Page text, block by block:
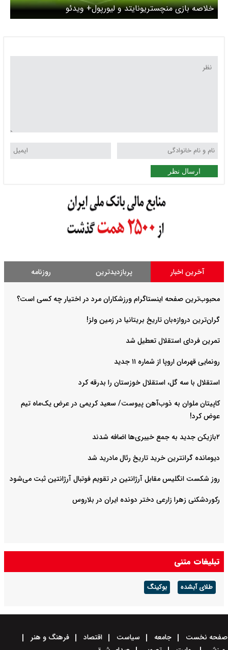
خلاصه بازی منچستریونایتد و لیورپول+ ویدئو
ارسال نظر
آخرین اخبار پربازدیدترین روزنامه
محبوب‌ترین صفحه اینستاگرام ورزشکاران مرد در اختیار چه کسی است؟
گران‌ترین دروازه‌بان تاریخ بریتانیا در زمین ولز!
تمرین فردای استقلال تعطیل شد
رونمایی قهرمان اروپا از شماره ۱۱ جدید
استقلال با سه گل، استقلال خوزستان را بدرقه کرد
کاپیتان ملوان به ذوب‌آهن پیوست/ سعید کریمی در عرض یک‌ماه تیم
عوض کرد!
۲بازیکن جدید به جمع خیبری‌ها اضافه شدند
دیومانده گرانترین خرید تاریخ رئال مادرید شد
روز شکست انگلیس مقابل آرژانتین در تقویم فوتبال آرژانتین ثبت می‌شود
رکوردشکنی زهرا زارعی دختر دونده ایران در بلاروس
تبلیغات متنی
طلای آبشده بوکینگ
صفحه نخست جامعه سیاست اقتصاد
فرهنگ و هنر